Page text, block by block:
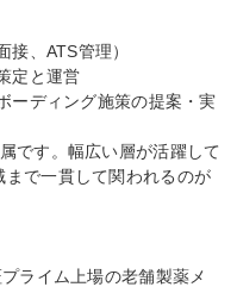
、ATS管理）
定と運営
ーディング施策の提案・実
です。幅広い層が活躍して
で一貫して関われるのが
ライム上場の老舗製薬メ